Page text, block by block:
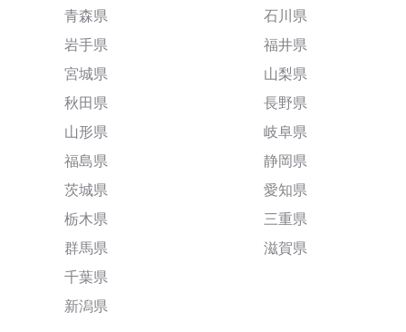
青森県
岩手県
宮城県
秋田県
山形県
福島県
茨城県
栃木県
群馬県
千葉県
新潟県
石川県
福井県
山梨県
長野県
岐阜県
静岡県
愛知県
三重県
滋賀県